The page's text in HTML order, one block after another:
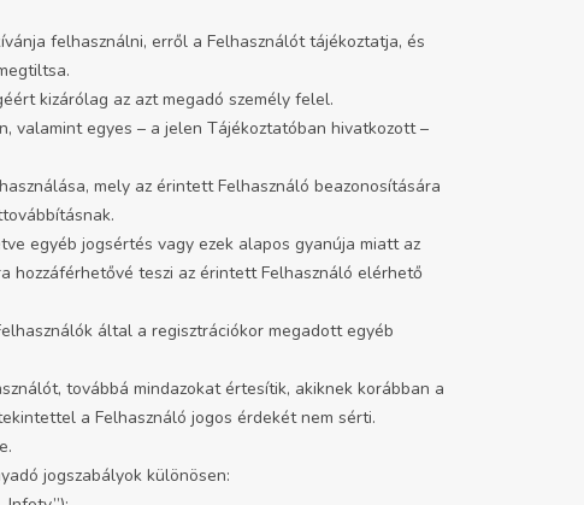
felhasználni, erről a Felhasználót tájékoztatja, és
kizárólag az azt megadó személy felel.
valamint egyes – a jelen Tájékoztatóban hivatkozott –
mely az érintett Felhasználó beazonosítására
egyéb jogsértés vagy ezek alapos gyanúja miatt az
hozzáférhetővé teszi az érintett Felhasználó elérhető
által a regisztrációkor megadott egyéb
továbbá mindazokat értesítik, akiknek korábban a
a Felhasználó jogos érdekét nem sérti.
jogszabályok különösen: